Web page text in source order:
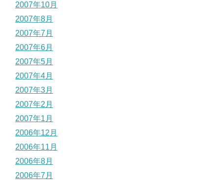
2007年10月
2007年8月
2007年7月
2007年6月
2007年5月
2007年4月
2007年3月
2007年2月
2007年1月
2006年12月
2006年11月
2006年8月
2006年7月